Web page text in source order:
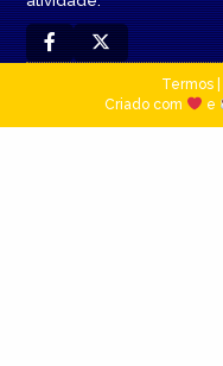
Termos|
Criado com
e